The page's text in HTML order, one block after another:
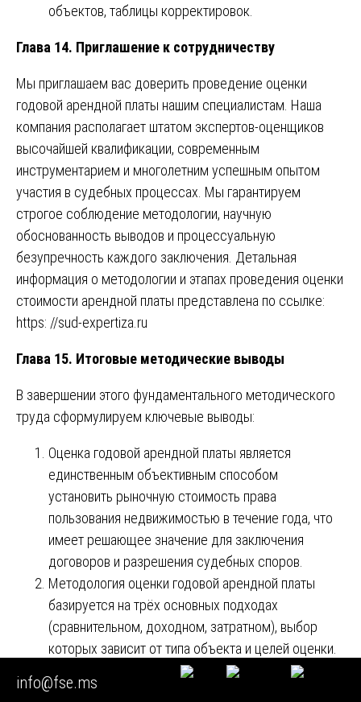
объектов, таблицы корректировок.
Глава 14. Приглашение к сотрудничеству
Мы приглашаем вас доверить проведение оценки
годовой арендной платы нашим специалистам. Наша
компания располагает штатом экспертов-оценщиков
высочайшей квалификации, современным
инструментарием и многолетним успешным опытом
участия в судебных процессах. Мы гарантируем
строгое соблюдение методологии, научную
обоснованность выводов и процессуальную
безупречность каждого заключения. Детальная
информация о методологии и этапах проведения оценки
стоимости арендной платы представлена по ссылке:
https: //sud-expertiza.ru
Глава 15. Итоговые методические выводы
В завершении этого фундаментального методического
труда сформулируем ключевые выводы:
Оценка годовой арендной платы является
единственным объективным способом
установить рыночную стоимость права
пользования недвижимостью в течение года, что
имеет решающее значение для заключения
договоров и разрешения судебных споров.
Методология оценки годовой арендной платы
базируется на трёх основных подходах
(сравнительном, доходном, затратном), выбор
которых зависит от типа объекта и целей оценки.
В судебном процессе оценка годовой арендной
платы должна проводиться в форме судебной
info@fse.ms